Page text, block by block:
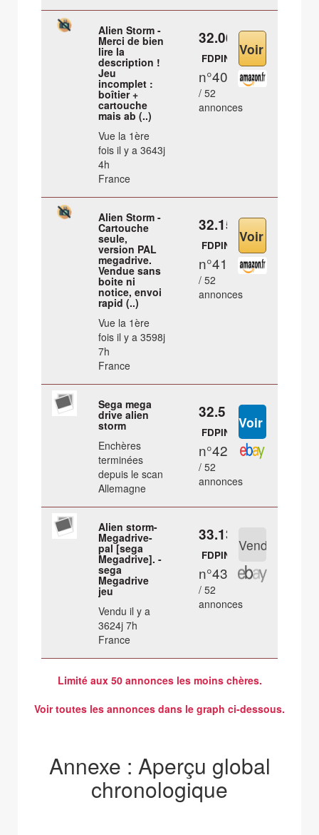
Alien Storm -
Merci de bien
lire la
description !
Jeu
incomplet :
boîtier +
cartouche
mais ab (..)
Vue la 1ère
fois il y a 3643j
4h
France
32.06 €
FDPIN
n°40
/ 52
annonces
Alien Storm -
Cartouche
seule,
version PAL
megadrive.
Vendue sans
boite ni
notice, envoi
rapid (..)
Vue la 1ère
fois il y a 3598j
7h
France
32.15 €
FDPIN
n°41
/ 52
annonces
Sega mega
drive alien
storm
Enchères
terminées
depuis le scan
Allemagne
32.5 €
FDPIN
n°42
/ 52
annonces
Alien storm-
Megadrive-
pal [sega
Megadrive]. -
sega
Megadrive
jeu
Vendu il y a
3624j 7h
France
33.13 €
FDPIN
n°43
/ 52
annonces
Limité aux 50 annonces les moins chères.
Voir toutes les annonces dans le graph ci-dessous.
Annexe : Aperçu global
chronologique